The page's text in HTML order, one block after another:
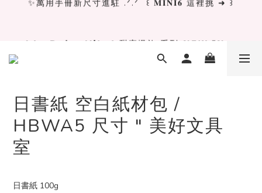
[ 𝙇𝙖 𝘿𝙤𝙡𝙘𝙚 𝙑𝙞𝙩𝙖 ] 甜蜜慢旅 系列 𝙉𝙀𝙒 𝙄𝙉 →
✨萬用手冊新尺寸進駐 .ᐟ.ᐟ  ꒰ 𝐌𝐈𝐍𝐈𝟔 這裡挑 ➜ ꒱
日書紙 空白紙材包 /
HBWA5 尺寸 " 美好文具
室
日書紙 100g